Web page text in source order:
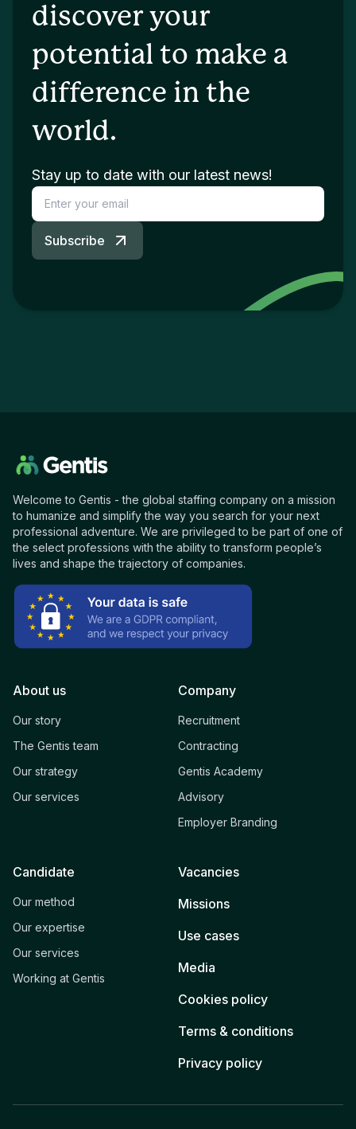
discover your
potential to make a
difference in the
world.
Stay up to date with our latest news!
Subscribe
Welcome to Gentis - the global staffing company on a mission
to humanize and simplify the way you search for your next
professional adventure. We are privileged to be part of one of
the select professions with the ability to transform people’s
lives and shape the trajectory of companies.
About us
Our story
The Gentis team
Our strategy
Our services
Company
Recruitment
Contracting
Gentis Academy
Advisory
Employer Branding
Candidate
Our method
Our expertise
Our services
Working at Gentis
Vacancies
Missions
Use cases
Media
Cookies policy
Terms & conditions
Privacy policy